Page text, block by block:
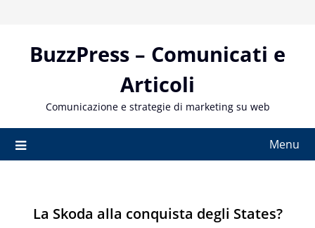
contentBuzzPress – Comunicati e
Articoli
Comunicazione e strategie di marketing su web
Menu
La Skoda alla conquista degli States?